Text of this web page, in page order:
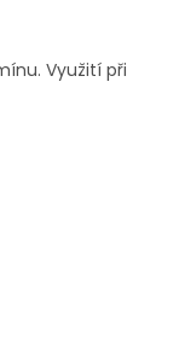
Využití při